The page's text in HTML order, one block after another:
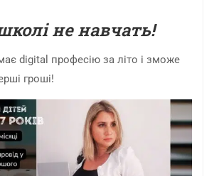
не навчать!
digital професію за літо і зможе
гроші!